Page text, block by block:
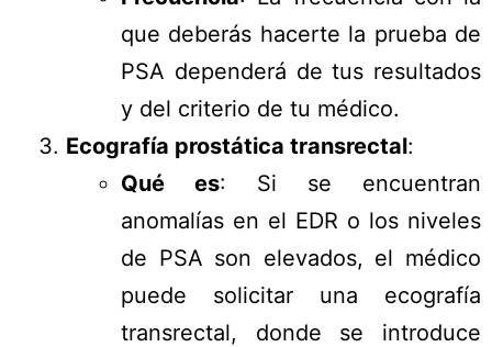
que deberás hacerte la prueba de
PSA dependerá de tus resultados
y del criterio de tu médico.
Ecografía prostática transrectal:
Qué es: Si se encuentran
anomalías en el EDR o los niveles
de PSA son elevados, el médico
puede solicitar una ecografía
transrectal, donde se introduce